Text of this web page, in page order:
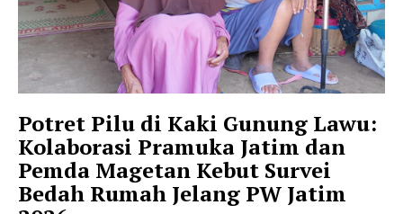
Potret Pilu di Kaki Gunung Lawu:
Kolaborasi Pramuka Jatim dan
Pemda Magetan Kebut Survei
Bedah Rumah Jelang PW Jatim